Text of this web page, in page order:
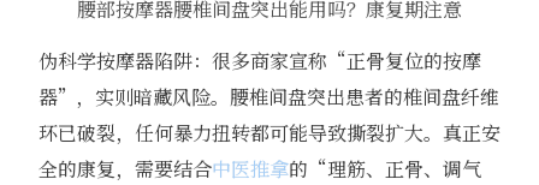
腰部按摩器腰椎间盘突出能用吗？康复期注意
伪科学按摩器陷阱：很多商家宣称“正骨复位的按摩
器”，实则暗藏风险。腰椎间盘突出患者的椎间盘纤维
环已破裂，任何暴力扭转都可能导致撕裂扩大。真正安
全的康复，需要结合中医推拿的“理筋、正骨、调气